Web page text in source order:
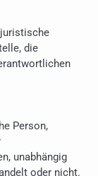
die
Person,
unabhängig
oder nicht.